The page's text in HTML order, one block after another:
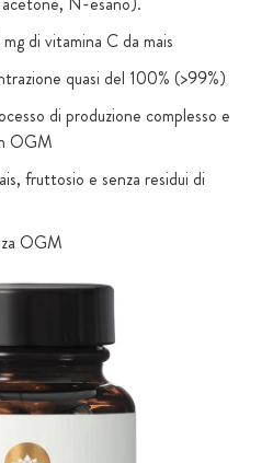
di vitamina C da mais
quasi del 100% (>99%)
di produzione complesso e
OGM
fruttosio e senza residui di
OGM